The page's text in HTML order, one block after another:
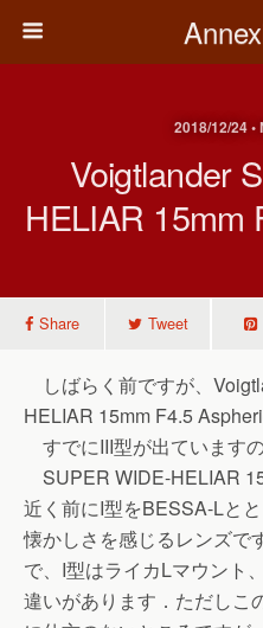
2018/12/24
Voigtlander
HELIAR 15mm
Share Tweet
しばらく前ですが、
HELIAR 15mm F4.5
すでにIII型が出ています
SUPER WIDE-HELIAR
近く前にI型をBESSA-Lと
懐かしさを感じるレンズで
で、I型はライカLマウント
違いがあります．ただしこ